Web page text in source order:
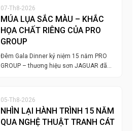
07-Th8-2026
MÚA LỤA SẮC MÀU – KHẮC
HỌA CHẤT RIÊNG CỦA PRO
GROUP
Đêm Gala Dinner kỷ niệm 15 năm PRO
GROUP – thương hiệu sơn JAGUAR đã…
05-Th8-2026
NHÌN LẠI HÀNH TRÌNH 15 NĂM
QUA NGHỆ THUẬT TRANH CÁT